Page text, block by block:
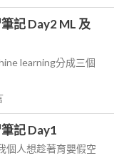
記 Day2 ML 及
learning分成三個
記 Day1
個人想趁著育嬰假空